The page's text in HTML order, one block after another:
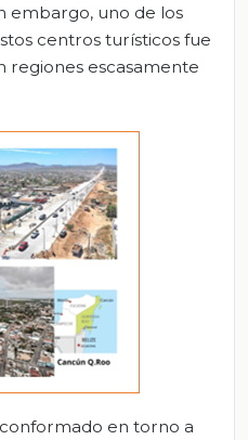
embargo, uno de los
centros turísticos fue
regiones escasamente
en torno a